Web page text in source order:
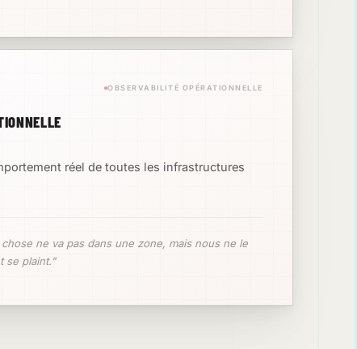
OBSERVABILITÉ OPÉRATIONNELLE
réel de toutes les infrastructures
ne va pas dans une zone, mais nous ne le
se plaint."